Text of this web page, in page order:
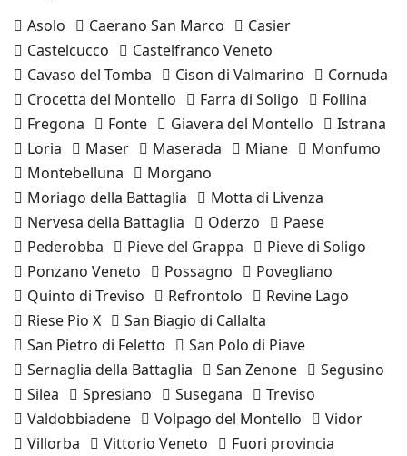
Asolo Caerano San Marco
Casier
Castelcucco
Castelfranco Veneto
Cavaso del Tomba
Cison di Valmarino
Cornuda
Crocetta del Montello
Farra di Soligo
Follina
Fregona
Fonte Giavera del Montello
Istrana
Loria
Maser Maserada Miane
Monfumo
Montebelluna
Morgano
Moriago della Battaglia
Motta di Livenza
Nervesa della Battaglia
Oderzo
Paese
Pederobba
Pieve del Grappa
Pieve di Soligo
Ponzano Veneto
Possagno
Povegliano
Quinto di Treviso
Refrontolo
Revine Lago
Riese Pio X
San Biagio di Callalta
San Pietro di Feletto
San Polo di Piave
Sernaglia della Battaglia
San Zenone
Segusino
Silea
Spresiano Susegana
Treviso
Valdobbiadene
Volpago del Montello
Vidor
Villorba
Vittorio Veneto
Fuori provincia